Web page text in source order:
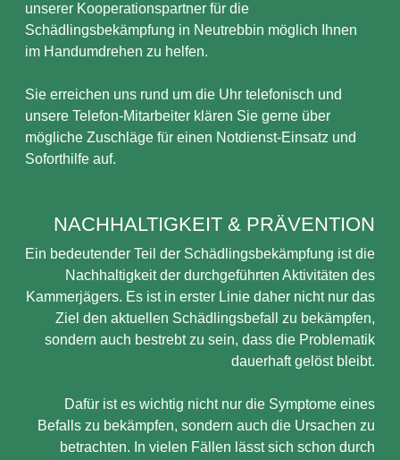
unserer Kooperationspartner für die
Schädlingsbekämpfung in Neutrebbin möglich Ihnen
im Handumdrehen zu helfen.
Sie erreichen uns rund um die Uhr telefonisch und
unsere Telefon-Mitarbeiter klären Sie gerne über
mögliche Zuschläge für einen Notdienst-Einsatz und
Soforthilfe auf.
NACHHALTIGKEIT & PRÄVENTION
Ein bedeutender Teil der Schädlingsbekämpfung ist die
Nachhaltigkeit der durchgeführten Aktivitäten des
Kammerjägers. Es ist in erster Linie daher nicht nur das
Ziel den aktuellen Schädlingsbefall zu bekämpfen,
sondern auch bestrebt zu sein, dass die Problematik
dauerhaft gelöst bleibt.
Dafür ist es wichtig nicht nur die Symptome eines
Befalls zu bekämpfen, sondern auch die Ursachen zu
betrachten. In vielen Fällen lässt sich schon durch